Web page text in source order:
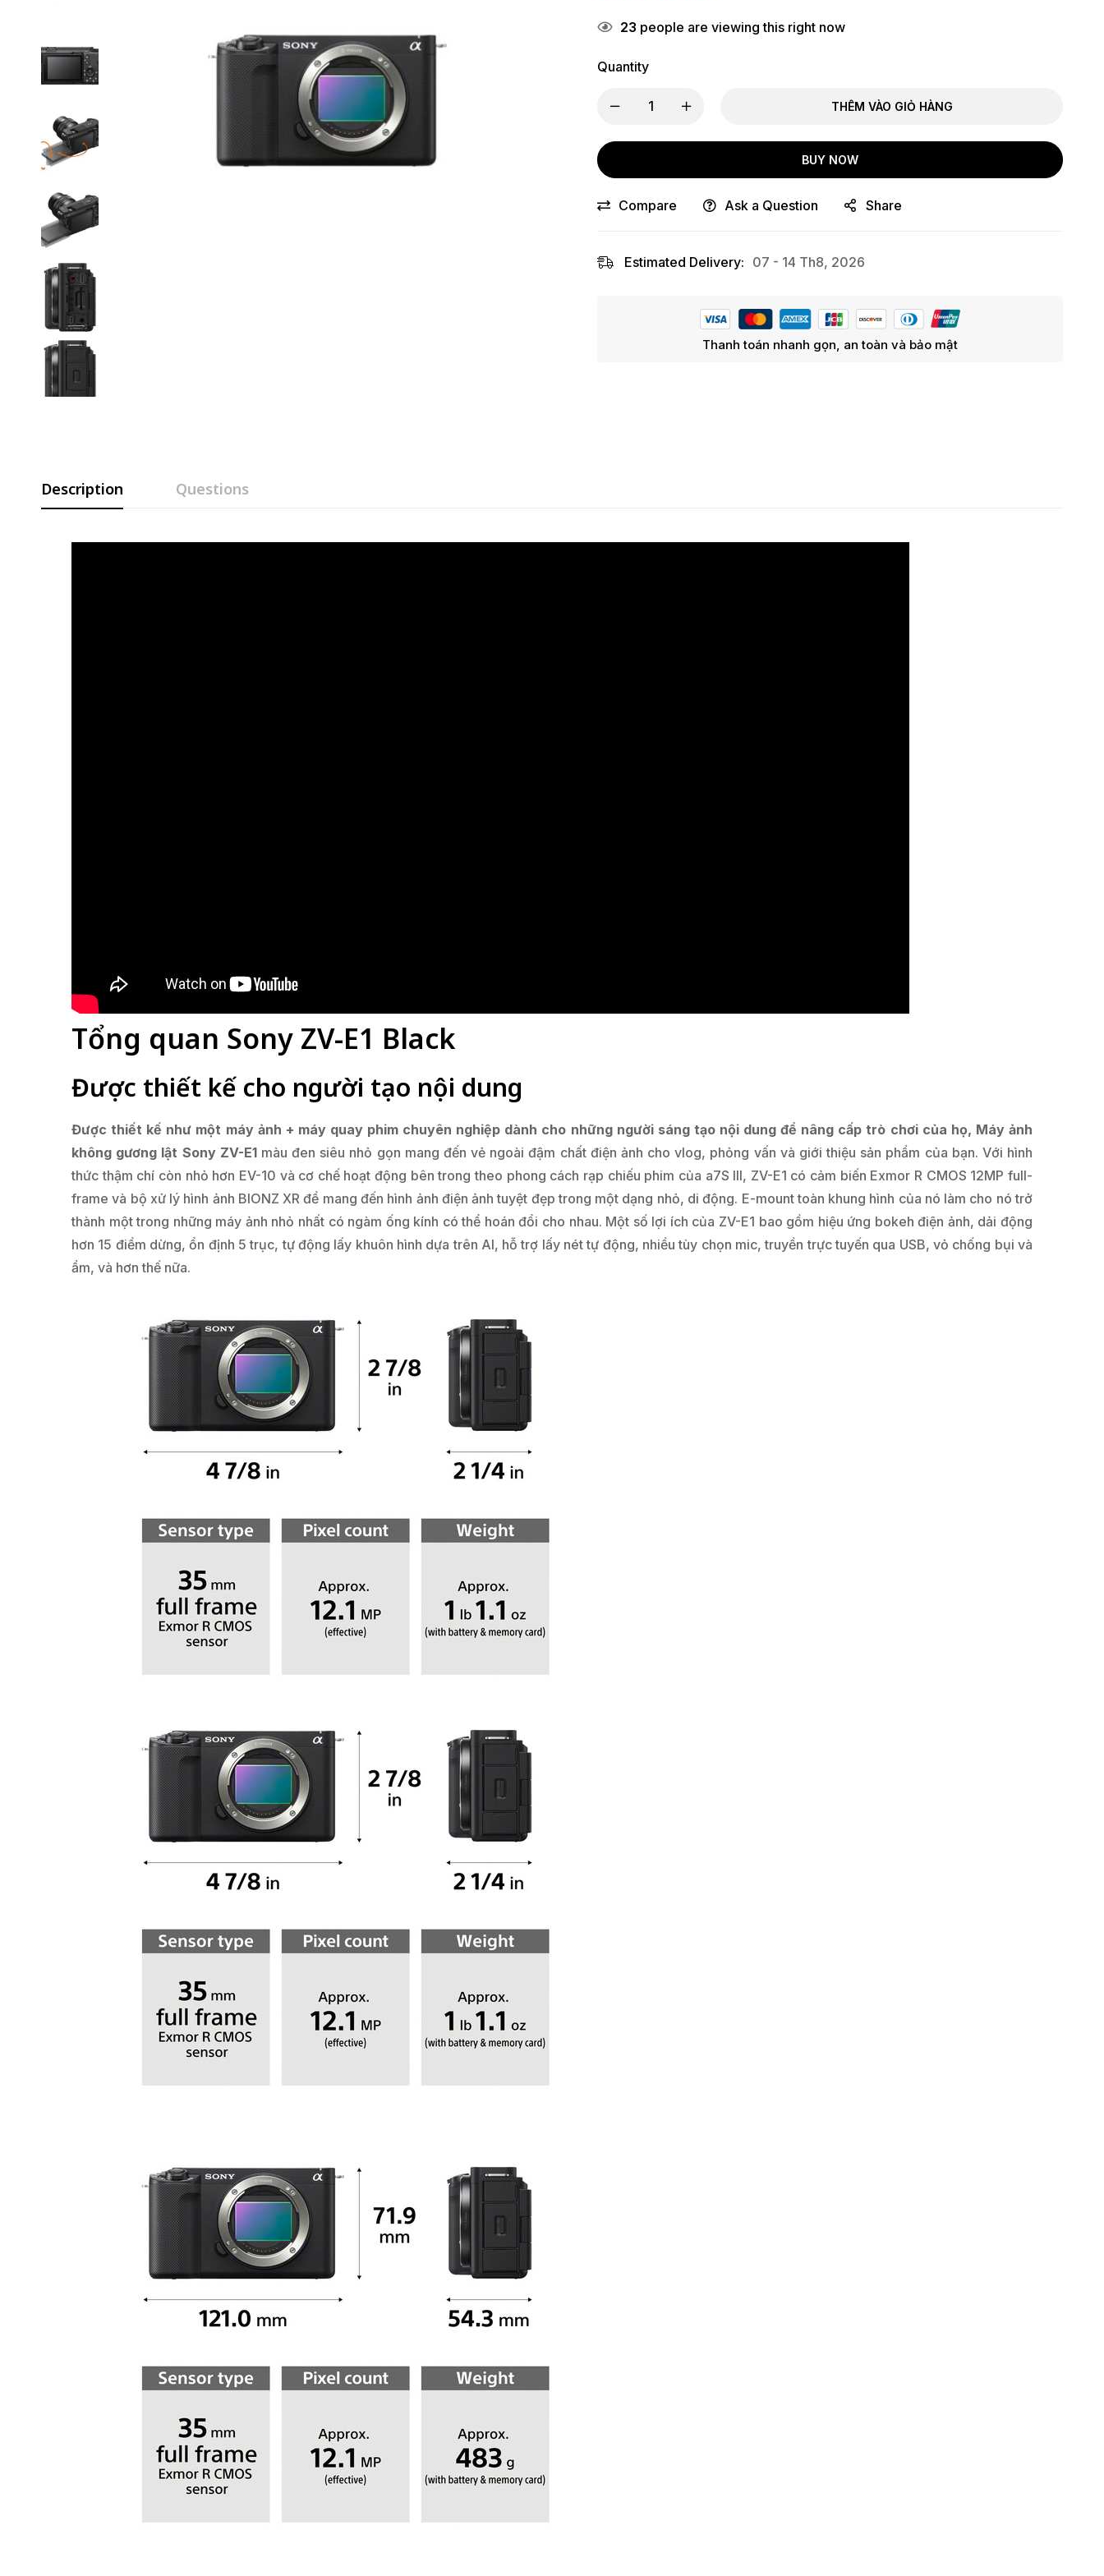
23 people are viewing this right now
Quantity
THÊM VÀO GIỎ HÀNG
BUY NOW
Compare Ask a Question Share
Estimated Delivery: 07 - 14 Th8, 2026
Thanh toán nhanh gọn, an toàn và bảo mật
Description Questions
Tổng quan Sony ZV-E1 Black
Được thiết kế cho người tạo nội dung
Được thiết kế như một máy ảnh + máy quay phim chuyên nghiệp dành cho những người sáng tạo nội dung để nâng cấp trò chơi của họ, Máy ảnh
không gương lật Sony ZV-E1màu đen siêu nhỏ gọn mang đến vẻ ngoài đậm chất điện ảnh cho vlog, phỏng vấn và giới thiệu sản phẩm của bạn. Với hình
thức thậm chí còn nhỏ hơn EV-10 và cơ chế hoạt động bên trong theo phong cách rạp chiếu phim của a7S III, ZV-E1 có cảm biến Exmor R CMOS 12MP full-
frame và bộ xử lý hình ảnh BIONZ XR để mang đến hình ảnh điện ảnh tuyệt đẹp trong một dạng nhỏ, di động. E-mount toàn khung hình của nó làm cho nó trở
thành một trong những máy ảnh nhỏ nhất có ngàm ống kính có thể hoán đổi cho nhau. Một số lợi ích của ZV-E1 bao gồm hiệu ứng bokeh điện ảnh, dải động
hơn 15 điểm dừng, ổn định 5 trục, tự động lấy khuôn hình dựa trên AI, hỗ trợ lấy nét tự động, nhiều tùy chọn mic, truyền trực tuyến qua USB, vỏ chống bụi và
ẩm, và hơn thế nữa.